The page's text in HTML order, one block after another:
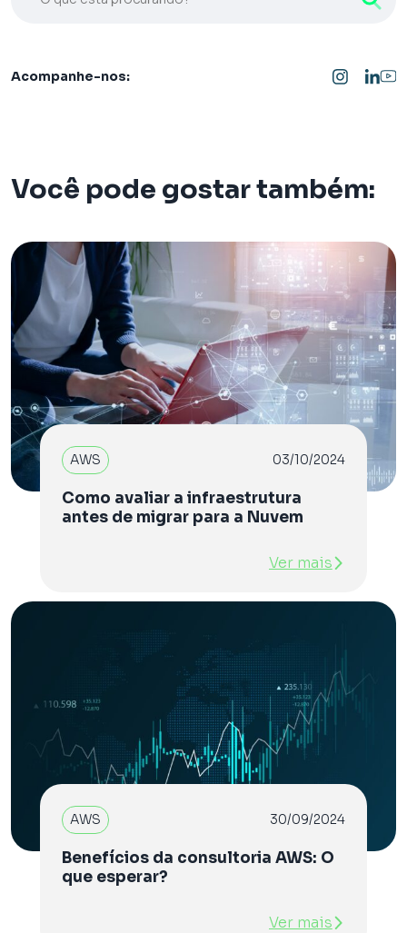
Acompanhe-nos:
Você pode gostar também:
AWS 03/10/2024
Como avaliar a infraestrutura
antes de migrar para a Nuvem
Ver mais
AWS 30/09/2024
Benefícios da consultoria AWS: O
que esperar?
Ver mais